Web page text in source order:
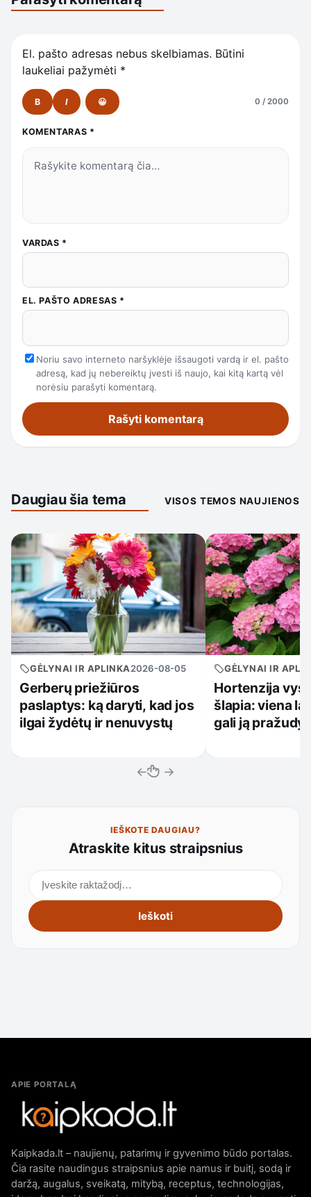
El. pašto adresas nebus skelbiamas. Būtini
laukeliai pažymėti *
B I 😀 0 / 2000
KOMENTARAS *
VARDAS *
EL. PAŠTO ADRESAS *
Noriu savo interneto naršyklėje išsaugoti vardą ir el. pašto
adresą, kad jų nebereiktų įvesti iš naujo, kai kitą kartą vėl
norėsiu parašyti komentarą.
Daugiau šia tema VISOS TEMOS NAUJIENOS
GĖLYNAI IR APLINKA2026-08-05
Gerberų priežiūros
paslaptys: ką daryti, kad jos
ilgai žydėtų ir nenuvystų
GĖLYNAI IR
Hortenzija
šlapia: viena
gali ją
← →
IEŠKOTE DAUGIAU?
Atraskite kitus straipsnius
Ieškoti
APIE PORTALĄ
Kaipkada.lt – naujienų, patarimų ir gyvenimo būdo portalas.
Čia rasite naudingus straipsnius apie namus ir buitį, sodą ir
daržą, augalus, sveikatą, mitybą, receptus, technologijas,